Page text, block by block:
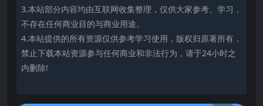
3.本站部分内容均由互联网收集整理，仅供大家参考、学习，
不存在任何商业目的与商业用途。
4.本站提供的所有资源仅供参考学习使用，版权归原著所有，
禁止下载本站资源参与任何商业和非法行为，请于24小时之
内删除!